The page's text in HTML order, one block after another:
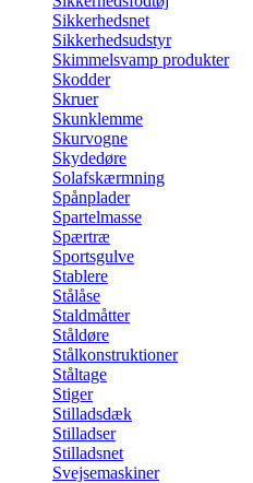
Sikkerhedsnet
Sikkerhedsudstyr
Skimmelsvamp produkter
Skodder
Skruer
Skunklemme
Skurvogne
Skydedøre
Solafskærmning
Spånplader
Spartelmasse
Spærtræ
Sportsgulve
Stablere
Stålåse
Staldmåtter
Ståldøre
Stålkonstruktioner
Ståltage
Stiger
Stilladsdæk
Stilladser
Stilladsnet
Svejsemaskiner